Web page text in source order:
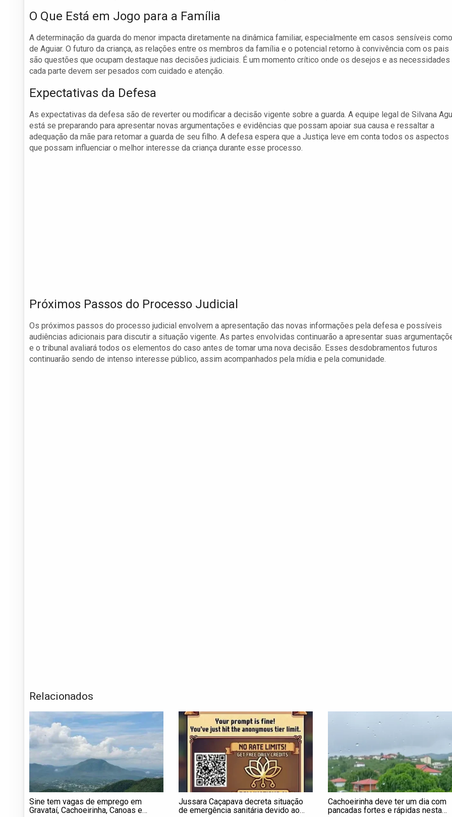
O Que Está em Jogo para a Família
A determinação da guarda do menor impacta diretamente na dinâmica familiar, especialmente em casos sensíveis
de Aguiar. O futuro da criança, as relações entre os membros da família e o potencial retorno à convivência com os pais
são questões que ocupam destaque nas decisões judiciais. É um momento crítico onde os desejos e as necessidades
cada parte devem ser pesados com cuidado e atenção.
Expectativas da Defesa
As expectativas da defesa são de reverter ou modificar a decisão vigente sobre a guarda. A equipe legal de Silvana
está se preparando para apresentar novas argumentações e evidências que possam apoiar sua causa e ressaltar a
adequação da mãe para retomar a guarda de seu filho. A defesa espera que a Justiça leve em conta todos os aspectos
que possam influenciar o melhor interesse da criança durante esse processo.
Próximos Passos do Processo Judicial
Os próximos passos do processo judicial envolvem a apresentação das novas informações pela defesa e possíveis
audiências adicionais para discutir a situação vigente. As partes envolvidas continuarão a apresentar suas
e o tribunal avaliará todos os elementos do caso antes de tomar uma nova decisão. Esses desdobramentos futuros
continuarão sendo de intenso interesse público, assim acompanhados pela mídia e pela comunidade.
Relacionados
Sine tem vagas de emprego em
Gravataí, Cachoeirinha, Canoas e
Jussara Caçapava decreta situação
de emergência sanitária devido ao
Cachoeirinha deve ter um dia com
pancadas fortes e rápidas nesta